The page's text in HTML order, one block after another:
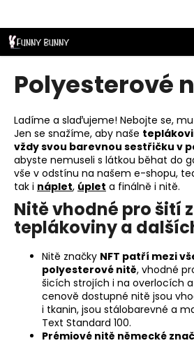
obsah
Polyesterové
Ladíme a slaďujeme! Nebojte se,
Jen se snažíme, aby naše
vždy svou barevnou sestřičku v
abyste nemuseli s látkou běhat do
vše v odstínu na našem e-shopu,
tak i náplet, úplet a finálně i nitě.
Nitě vhodné pro šití
teplákoviny a
Nitě značky NFT patří mezi
polyesterové nitě, vhodné
šicích strojích i na overlocích
cenově dostupné nitě jsou
i tkanin, jsou stálobarevné a
Text Standard 100.
Prémiové nitě německé
o
í
C
o
p
o
t
ř
e
b
u
j